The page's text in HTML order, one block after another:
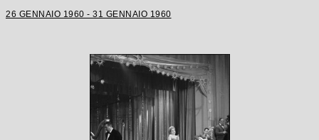
26 GENNAIO 1960 - 31 GENNAIO 1960